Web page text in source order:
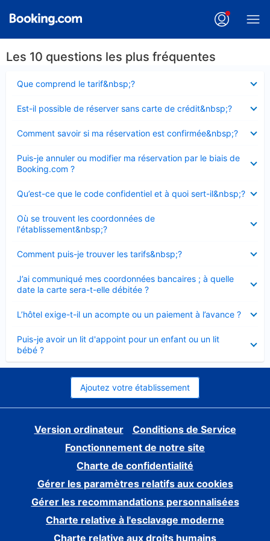
Les 10 questions les plus fréquentes
Que comprend le tarif&nbsp;?
fermé
Est-il possible de réserver sans carte de crédit&nbsp;?
fermé
Comment savoir si ma réservation est confirmée&nbsp;?
fermé
Puis-je annuler ou modifier ma réservation par le biais de
Booking.com ?
fermé
Qu’est-ce que le code confidentiel et à quoi sert-il&nbsp;?
fermé
Où se trouvent les coordonnées de
l'établissement&nbsp;?
fermé
Comment puis-je trouver les tarifs&nbsp;?
fermé
J’ai communiqué mes coordonnées bancaires ; à quelle
date la carte sera-t-elle débitée ?
fermé
L’hôtel exige-t-il un acompte ou un paiement à l’avance ?
fermé
Puis-je avoir un lit d'appoint pour un enfant ou un lit
bébé ?
fermé
Ajoutez votre établissement
Version ordinateur
Conditions de Service
Fonctionnement de notre site
Charte de confidentialité
Gérer les paramètres relatifs aux cookies
Gérer les recommandations personnalisées
Charte relative à l'esclavage moderne
Charte relative aux droits humains